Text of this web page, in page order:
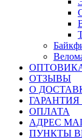
ОТЗЫВЫ
О
ГАРАНТИЯ
ОПЛАТА
АДРЕС
ПУНКТЫ